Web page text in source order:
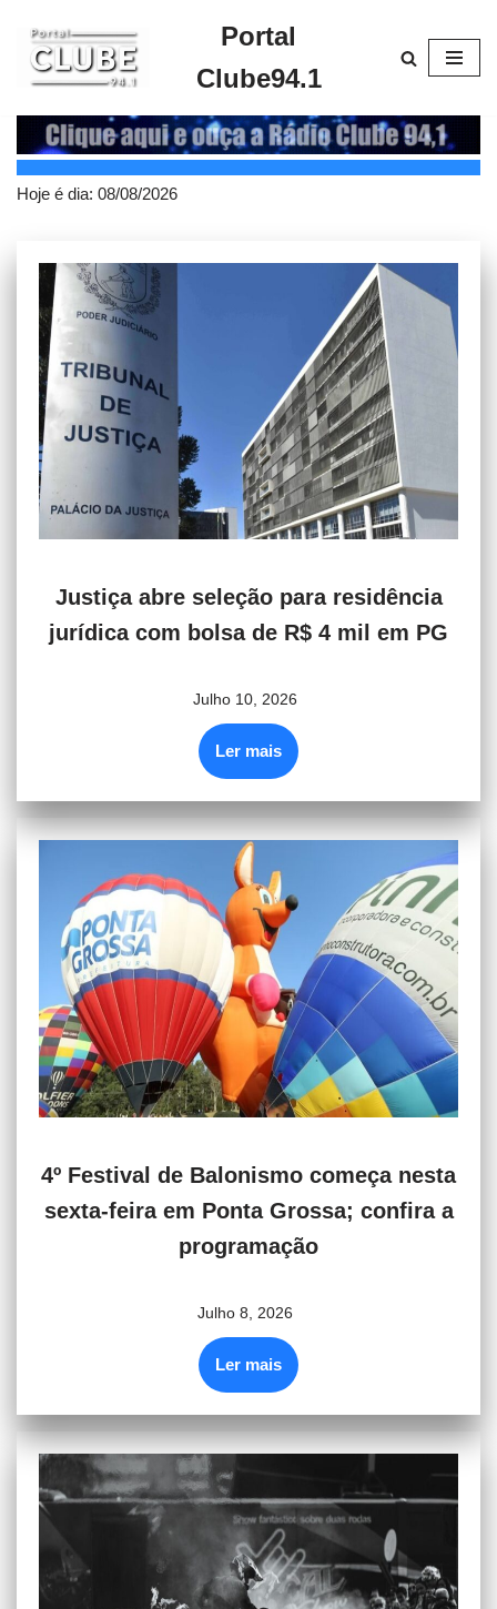
Pular
para
o
conteúdo
Portal
Clube94.1
Hoje é dia: 08/08/2026
Justiça abre seleção para residência
jurídica com bolsa de R$ 4 mil em PG
Julho 10, 2026
Ler mais
4º Festival de Balonismo começa nesta
sexta-feira em Ponta Grossa; confira a
programação
Julho 8, 2026
Ler mais